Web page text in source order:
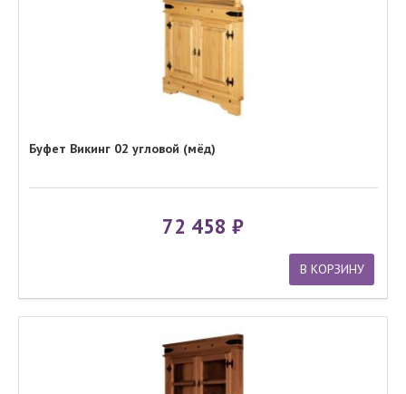
Буфет Викинг 02 угловой (мёд)
72 458
В КОРЗИНУ